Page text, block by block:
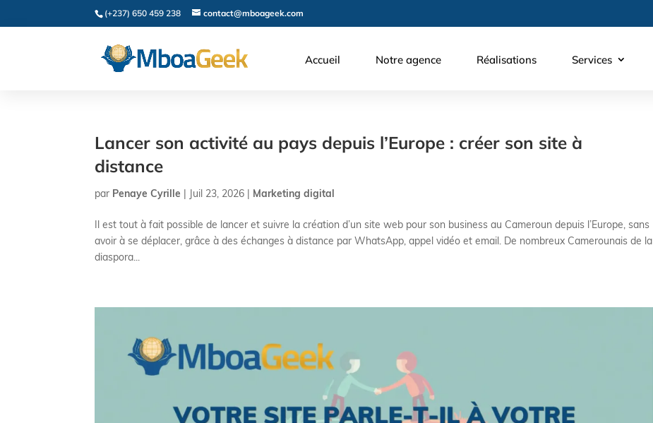
(+237) 650 459 238 contact@mboageek.com
Accueil Notre agence Réalisations Services
Lancer son activité au pays depuis l’Europe : créer son site à
distance
par Penaye Cyrille | Juil 23, 2026 | Marketing digital
Il est tout à fait possible de lancer et suivre la création d’un site web pour son business au Cameroun depuis l’Europe, sans
avoir à se déplacer, grâce à des échanges à distance par WhatsApp, appel vidéo et email. De nombreux Camerounais de la
diaspora...